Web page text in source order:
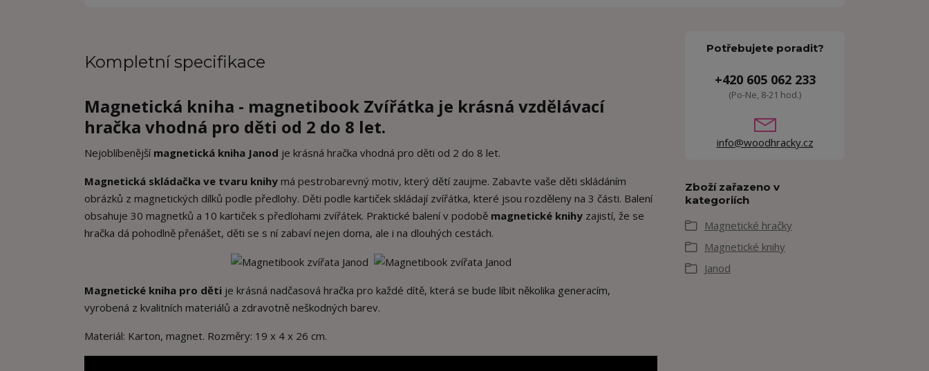
Kompletní specifikace
Magnetická kniha - magnetibook Zvířátka je krásná vzdělávací
hračka vhodná pro děti od 2 do 8 let.
Nejoblíbenější magnetická kniha Janod je krásná hračka vhodná pro děti od 2 do 8 let.
Magnetická skládačka ve tvaru knihy má pestrobarevný motiv, který dětí zaujme. Zabavte vaše děti skládáním
obrázků z magnetických dílků podle předlohy. Děti podle kartiček skládají zvířátka, které jsou rozděleny na 3 části. Balení
obsahuje 30 magnetků a 10 kartiček s předlohami zvířátek. Praktické balení v podobě magnetické knihy zajistí, že se
hračka dá pohodlně přenášet, děti se s ní zabaví nejen doma, ale i na dlouhých cestách.
Magnetické kniha pro děti je krásná nadčasová hračka pro každé dítě, která se bude líbit několika generacím,
vyrobená z kvalitních materiálů a zdravotně neškodných barev.
Materiál: Karton, magnet. Rozměry: 19 x 4 x 26 cm.
Potřebujete poradit?
+420 605 062 233
(Po-Ne, 8-21 hod.)
info@woodhracky.cz
Zboží zařazeno v
kategoriích
Magnetické hračky
Magnetické knihy
Janod